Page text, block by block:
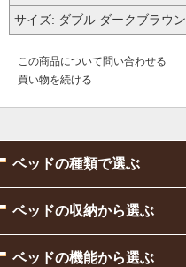
サイズ: ダブル ダークブラウン
この商品について問い合わせる
買い物を続ける
ベッドの種類で選ぶ
ベッドの収納から選ぶ
ベッドの機能から選ぶ